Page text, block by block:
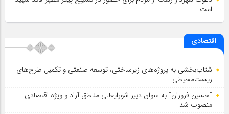
امت
اقتصادی
شتاب‌بخشی به پروژه‌های زیرساختی، توسعه صنعتی و تکمیل طرح‌های
زیست‌محیطی
“حسین فروزان” به عنوان دبیر شورایعالی مناطق آزاد و ویژه اقتصادی
منصوب شد